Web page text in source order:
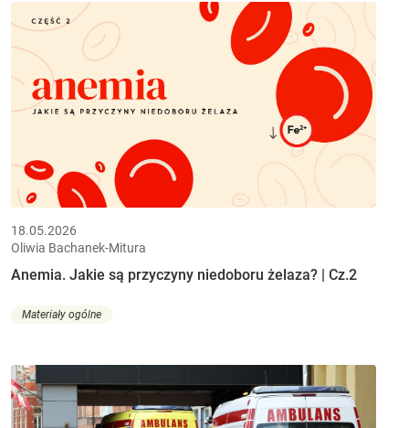
18.05.2026
Oliwia Bachanek-Mitura
Anemia. Jakie są przyczyny niedoboru żelaza? | Cz.2
Materiały ogólne